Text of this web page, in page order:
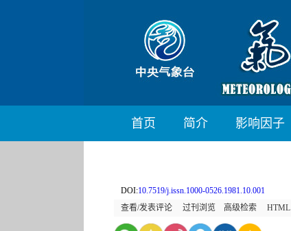
首页 简介 影响因子
DOI:10.7519/j.issn.1000-0526.1981.10.001
查看/发表评论
过刊浏览 高级检索 HTML